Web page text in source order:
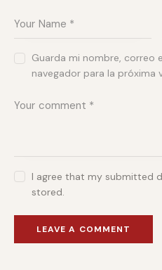
Guarda mi nombre, correo
navegador para la próxima
I agree that my submitted
stored.